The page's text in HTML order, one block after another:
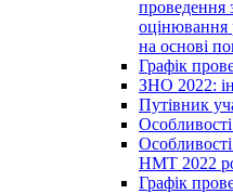
проведення
оцінювання
на основі
Графік
ЗНО 2022:
Путівник
НМТ 2022
Графік